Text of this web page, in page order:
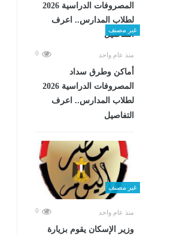
غير مصنف
منذ عام واحد 0
أماكن وطرق سداد
المصروفات الدراسية 2026
لطلاب المدارس.. اعرف
التفاصيل
غير مصنف
منذ عام واحد 0
وزير الإسكان يقوم بزيارة